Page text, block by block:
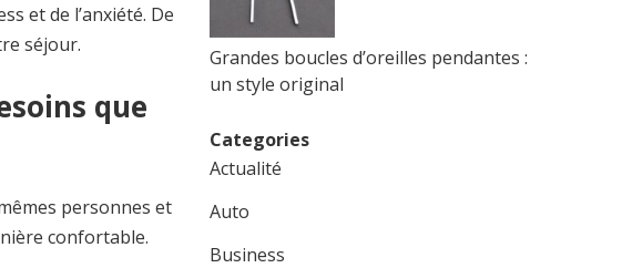
et de l’anxiété. De
séjour.
que
personnes et
confortable.
Grandes boucles d’oreilles pendantes :
un style original
Categories
Actualité
Auto
Business